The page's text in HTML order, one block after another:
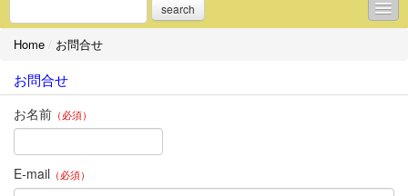
search
＊初めての方へ
＊アーティフィシャルフラワーとは
＊dotSakuデザインメニュー
＊えがお花-Artificial Flower
＊てのり花-Artificial Flower
Home / お問合せ
お問合せ
お名前 （必須）
E-mail （必須）